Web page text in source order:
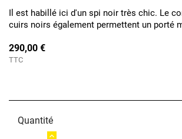
Il est habillé ici d'un spi noir très chic. Le
cuirs noirs également permettent un porté
290,00 €
TTC
Quantité